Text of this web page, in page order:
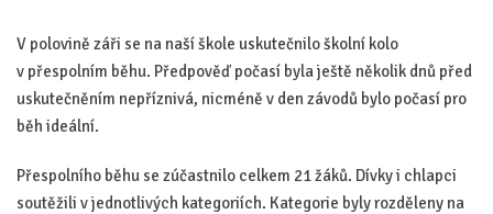
V polovině záři se na naší škole uskutečnilo školní kolo
v přespolním běhu. Předpověď počasí byla ještě několik dnů před
uskutečněním nepříznivá, nicméně v den závodů bylo počasí pro
běh ideální.
Přespolního běhu se zúčastnilo celkem 21 žáků. Dívky i chlapci
soutěžili v jednotlivých kategoriích. Kategorie byly rozděleny na